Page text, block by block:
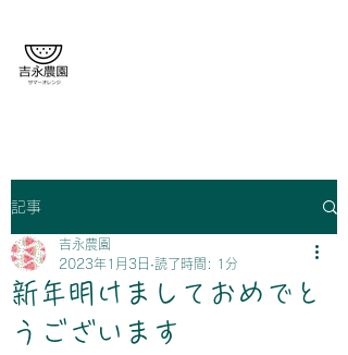
記事
新年明けましておめでと
うございます
吉永農園
2023年1月3日 読了時間: 1分